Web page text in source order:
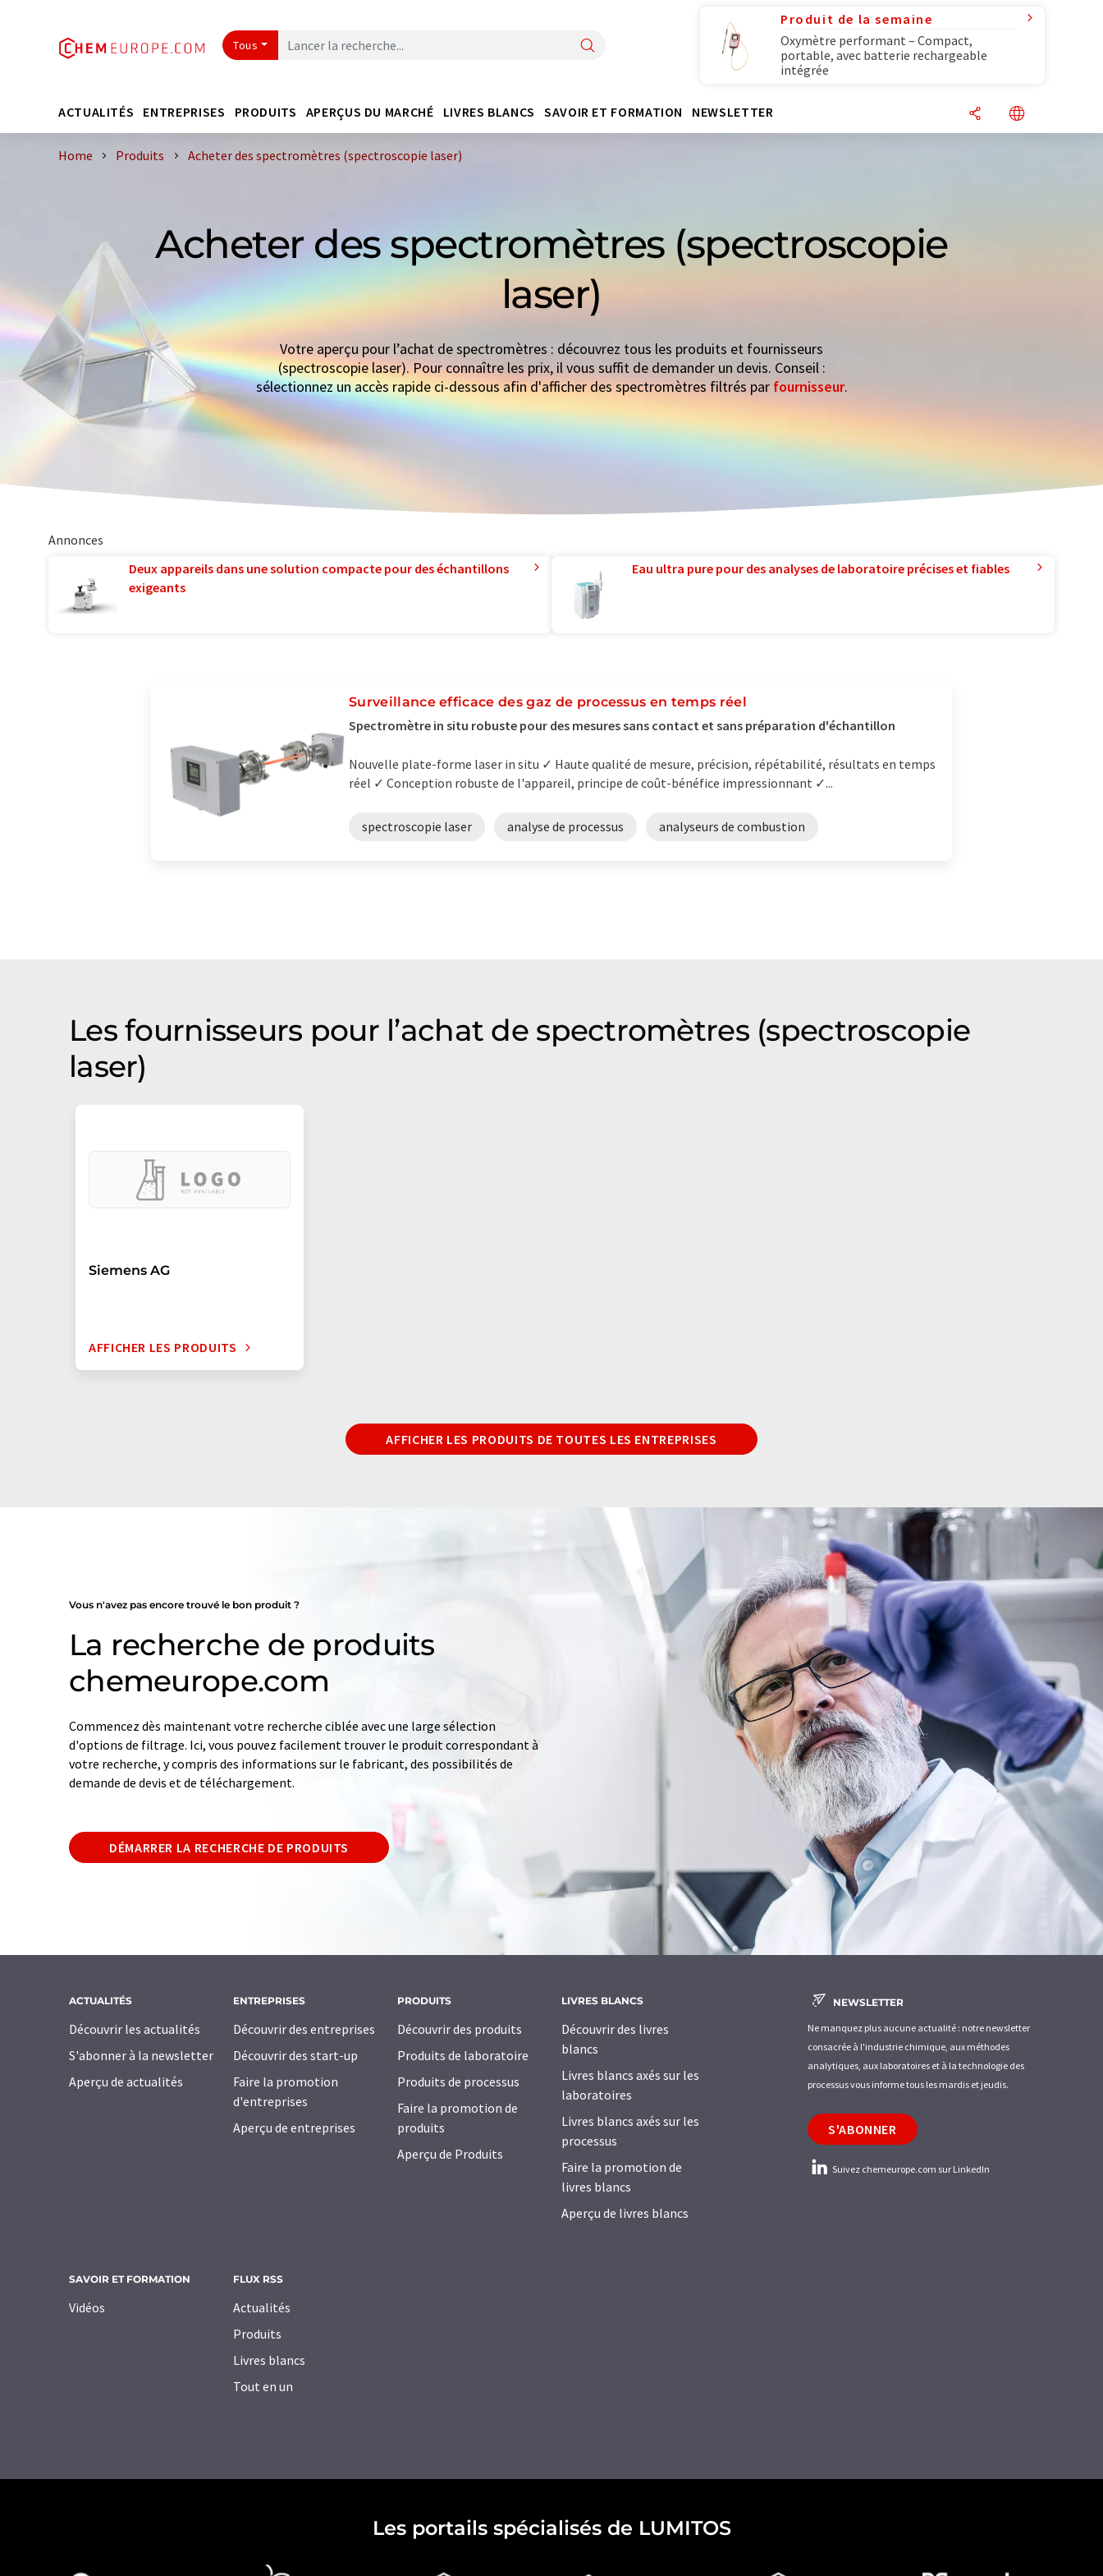
Tous
Produit de la semaine
Oxymètre performant – Compact,
portable, avec batterie rechargeable
intégrée
ACTUALITÉS ENTREPRISES PRODUITS APERÇUS DU MARCHÉ LIVRES BLANCS SAVOIR ET FORMATION NEWSLETTER
Home Produits Acheter des spectromètres (spectroscopie laser)
Acheter des spectromètres (spectroscopie
laser)
Votre aperçu pour l’achat de spectromètres : découvrez tous les produits et fournisseurs
(spectroscopie laser). Pour connaître les prix, il vous suffit de demander un devis. Conseil :
sélectionnez un accès rapide ci-dessous afin d'afficher des spectromètres filtrés par fournisseur.
Annonces
Deux appareils dans une solution compacte pour des échantillons
exigeants
Eau ultra pure pour des analyses de laboratoire précises et fiables
Surveillance efficace des gaz de processus en temps réel
Spectromètre in situ robuste pour des mesures sans contact et sans préparation d'échantillon
Nouvelle plate-forme laser in situ ✓ Haute qualité de mesure, précision, répétabilité, résultats en temps
réel ✓ Conception robuste de l'appareil, principe de coût-bénéfice impressionnant ✓...
spectroscopie laser analyse de processus analyseurs de combustion
Les fournisseurs pour l’achat de spectromètres (spectroscopie
laser)
Siemens AG
AFFICHER LES PRODUITS
AFFICHER LES PRODUITS DE TOUTES LES ENTREPRISES
Vous n'avez pas encore trouvé le bon produit ?
La recherche de produits
chemeurope.com
Commencez dès maintenant votre recherche ciblée avec une large sélection
d'options de filtrage. Ici, vous pouvez facilement trouver le produit correspondant à
votre recherche, y compris des informations sur le fabricant, des possibilités de
demande de devis et de téléchargement.
DÉMARRER LA RECHERCHE DE PRODUITS
ACTUALITÉS
Découvrir les actualités
S'abonner à la newsletter
Aperçu de actualités
ENTREPRISES
Découvrir des entreprises
Découvrir des start-up
Faire la promotion
d'entreprises
Aperçu de entreprises
PRODUITS
Découvrir des produits
Produits de laboratoire
Produits de processus
Faire la promotion de
produits
Aperçu de Produits
LIVRES BLANCS
Découvrir des livres
blancs
Livres blancs axés sur les
laboratoires
Livres blancs axés sur les
processus
Faire la promotion de
livres blancs
Aperçu de livres blancs
SAVOIR ET FORMATION
Vidéos
FLUX RSS
Actualités
Produits
Livres blancs
Tout en un
NEWSLETTER
Ne manquez plus aucune actualité : notre newsletter
consacrée à l'industrie chimique, aux méthodes
analytiques, aux laboratoires et à la technologie des
processus vous informe tous les mardis et jeudis.
S'ABONNER
Suivez chemeurope.com sur LinkedIn
Les portails spécialisés de LUMITOS